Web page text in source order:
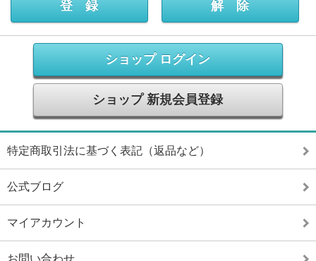
ショップ ログイン
ショップ 新規会員登録
特定商取引法に基づく表記（返品など）
公式ブログ
マイアカウント